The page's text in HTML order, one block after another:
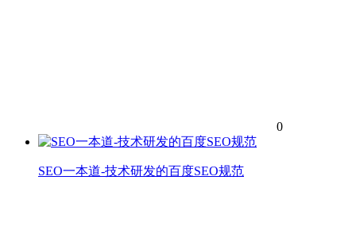
0
SEO一本道-技术研发的百度SEO规范